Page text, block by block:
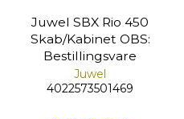
Juwel SBX Rio 450
Skab/Kabinet OBS:
Bestillingsvare
Juwel
4022573501469